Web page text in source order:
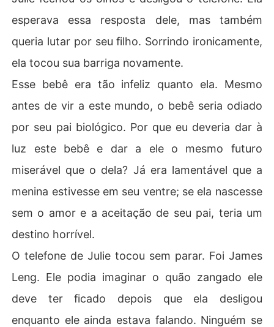
esperava essa resposta dele, mas também
queria lutar por seu filho. Sorrindo ironicamente,
ela tocou sua barriga novamente.
Esse bebê era tão infeliz quanto ela. Mesmo
antes de vir a este mundo, o bebê seria odiado
por seu pai biológico. Por que eu deveria dar à
luz este bebê e dar a ele o mesmo futuro
miserável que o dela? Já era lamentável que a
menina estivesse em seu ventre; se ela nascesse
sem o amor e a aceitação de seu pai, teria um
destino horrível.
O telefone de Julie tocou sem parar. Foi James
Leng. Ele podia imaginar o quão zangado ele
deve ter ficado depois que ela desligou
enquanto ele ainda estava falando. Ninguém se